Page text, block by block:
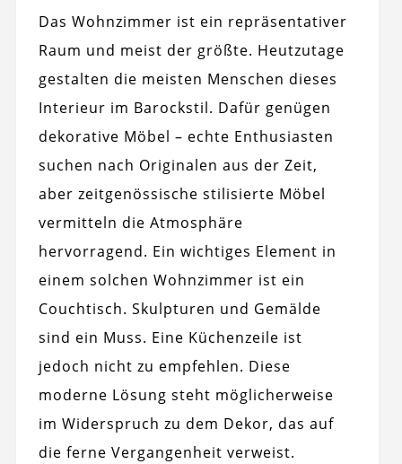
Das Wohnzimmer ist ein repräsentativer
Raum und meist der größte. Heutzutage
gestalten die meisten Menschen dieses
Interieur im Barockstil. Dafür genügen
dekorative Möbel – echte Enthusiasten
suchen nach Originalen aus der Zeit,
aber zeitgenössische stilisierte Möbel
vermitteln die Atmosphäre
hervorragend. Ein wichtiges Element in
einem solchen Wohnzimmer ist ein
Couchtisch. Skulpturen und Gemälde
sind ein Muss. Eine Küchenzeile ist
jedoch nicht zu empfehlen. Diese
moderne Lösung steht möglicherweise
im Widerspruch zu dem Dekor, das auf
die ferne Vergangenheit verweist.